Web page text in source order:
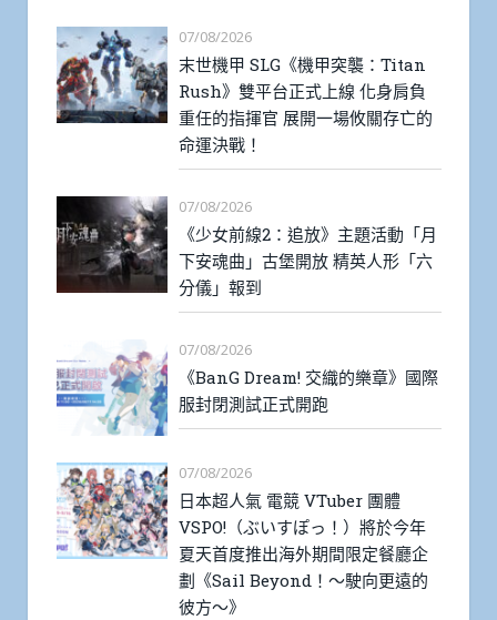
07/08/2026
末世機甲 SLG《機甲突襲：Titan
Rush》雙平台正式上線 化身肩負
重任的指揮官 展開一場攸關存亡的
命運決戰！
07/08/2026
《少女前線2：追放》主題活動「月
下安魂曲」古堡開放 精英人形「六
分儀」報到
07/08/2026
《BanG Dream! 交織的樂章》國際
服封閉測試正式開跑
07/08/2026
日本超人氣 電競 VTuber 團體
VSPO!（ぶいすぽっ！）將於今年
夏天首度推出海外期間限定餐廳企
劃《Sail Beyond！～駛向更遠的
彼方～》